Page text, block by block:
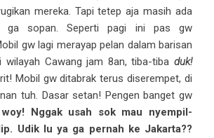
mereka. Tapi tetep aja masih ada
ga sopan. Seperti pagi ini pas gw
gw lagi merayap pelan dalam barisan
wilayah Cawang jam 8an, tiba-tiba duk!
Mobil gw ditabrak terus diserempet, di
tuh. Dasar setan! Pengen banget gw
Nggak usah sok mau nyempil-
Udik lu ya ga pernah ke Jakarta??